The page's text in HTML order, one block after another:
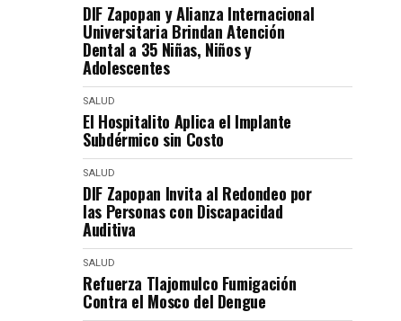
DIF Zapopan y Alianza Internacional
Universitaria Brindan Atención
Dental a 35 Niñas, Niños y
Adolescentes
SALUD
El Hospitalito Aplica el Implante
Subdérmico sin Costo
SALUD
DIF Zapopan Invita al Redondeo por
las Personas con Discapacidad
Auditiva
SALUD
Refuerza Tlajomulco Fumigación
Contra el Mosco del Dengue